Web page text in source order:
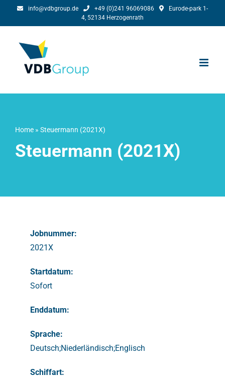
info@vdbgroup.de +49 (0)241 96069086
Eurode-park 1-
4, 52134 Herzogenrath
Home» Steuermann (2021X)
Steuermann (2021X)
Jobnummer:
2021X
Startdatum:
Sofort
Enddatum:
Sprache:
Deutsch;Niederländisch;Englisch
Schiffart: